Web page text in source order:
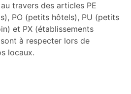
travers des articles PE
PO (petits hôtels), PU (petits
et PX (établissements
à respecter lors de
locaux.